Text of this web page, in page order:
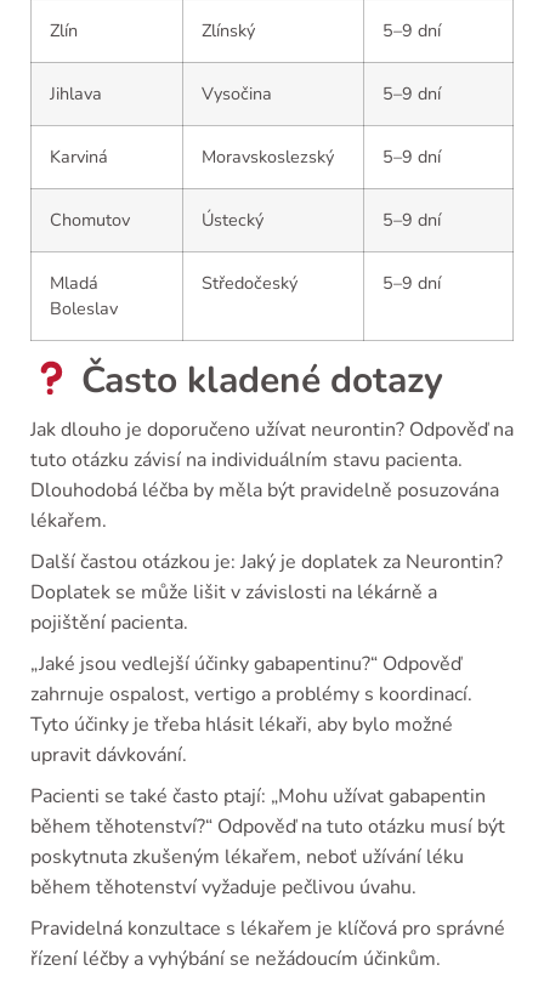
Zlín Zlínský 5–9 dní
Jihlava Vysočina 5–9 dní
Karviná Moravskoslezský 5–9 dní
Chomutov Ústecký 5–9 dní
Mladá
Boleslav
Středočeský 5–9 dní
Často kladené dotazy
Jak dlouho je doporučeno užívat neurontin? Odpověď na
tuto otázku závisí na individuálním stavu pacienta.
Dlouhodobá léčba by měla být pravidelně posuzována
lékařem.
Další častou otázkou je: Jaký je doplatek za Neurontin?
Doplatek se může lišit v závislosti na lékárně a
pojištění pacienta.
„Jaké jsou vedlejší účinky gabapentinu?“ Odpověď
zahrnuje ospalost, vertigo a problémy s koordinací.
Tyto účinky je třeba hlásit lékaři, aby bylo možné
upravit dávkování.
Pacienti se také často ptají: „Mohu užívat gabapentin
během těhotenství?“ Odpověď na tuto otázku musí být
poskytnuta zkušeným lékařem, neboť užívání léku
během těhotenství vyžaduje pečlivou úvahu.
Pravidelná konzultace s lékařem je klíčová pro správné
řízení léčby a vyhýbání se nežádoucím účinkům.